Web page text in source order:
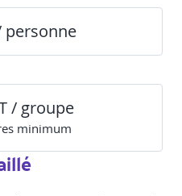
personne
/ groupe
s minimum